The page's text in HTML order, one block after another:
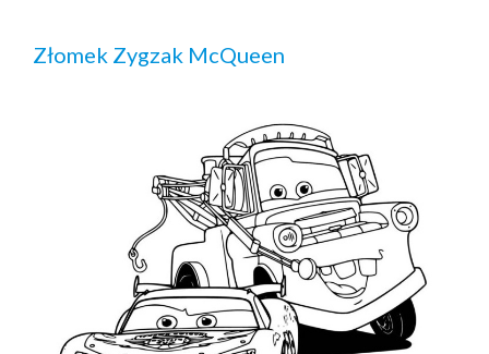
Złomek Zygzak McQueen